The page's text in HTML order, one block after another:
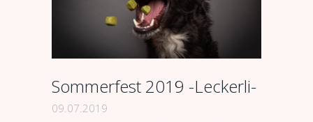
Sommerfest 2019 -Leckerli-
09.07.2019